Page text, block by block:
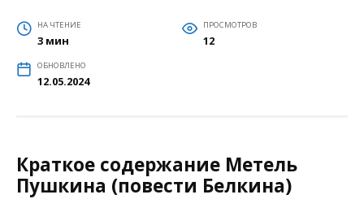
НА ЧТЕНИЕ
3 мин
ПРОСМОТРОВ
12
ОБНОВЛЕНО
12.05.2024
Краткое содержание Метель
Пушкина (повести Белкина)